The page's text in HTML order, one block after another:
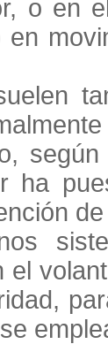
o en
ha
el